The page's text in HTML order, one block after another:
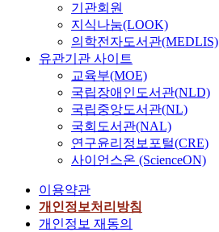
기관회원
지식나눔(LOOK)
의학전자도서관(MEDLIS)
유관기관 사이트
교육부(MOE)
국립장애인도서관(NLD)
국립중앙도서관(NL)
국회도서관(NAL)
연구윤리정보포털(CRE)
사이언스온 (ScienceON)
이용약관
개인정보처리방침
개인정보 재동의